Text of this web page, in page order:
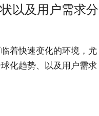
以及用户需求分
着快速变化的环境，尤
化趋势、以及用户需求